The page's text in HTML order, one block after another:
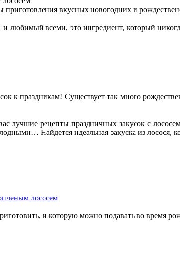
вкусных новогодних и
всеми, это ингредиент, который
к праздникам! Существует так много
лучшие рецепты праздничных закусок с
Найдется идеальная закуска из лосося,
и которую можно подавать во время